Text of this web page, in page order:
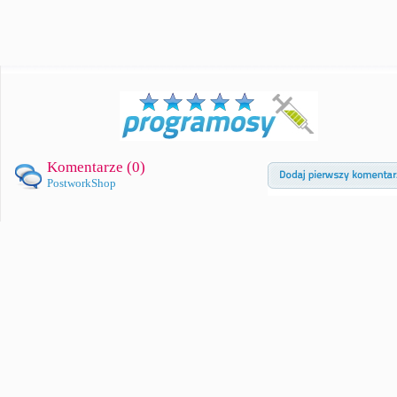
Komentarze (0)
PostworkShop